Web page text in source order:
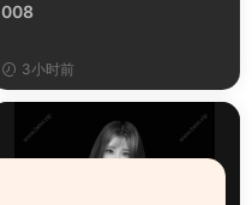
008
3小时前